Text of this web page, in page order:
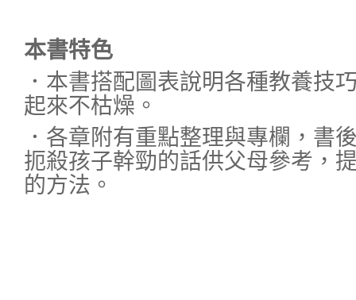
本書特色
．本書搭配圖表說明各種教養技
起來不枯燥。
．各章附有重點整理與專欄，書
扼殺孩子幹勁的話供父母參考，
的方法。